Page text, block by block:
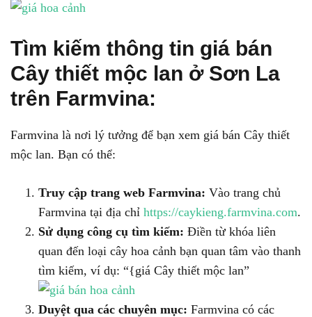
Tìm kiếm thông tin giá bán
Cây thiết mộc lan ở Sơn La
trên Farmvina:
Farmvina là nơi lý tưởng để bạn xem giá bán Cây thiết
mộc lan. Bạn có thể:
Truy cập trang web Farmvina: Vào trang chủ
Farmvina tại địa chỉ https://caykieng.farmvina.com.
Sử dụng công cụ tìm kiếm: Điền từ khóa liên
quan đến loại cây hoa cảnh bạn quan tâm vào thanh
tìm kiếm, ví dụ: “{giá Cây thiết mộc lan”
Duyệt qua các chuyên mục: Farmvina có các